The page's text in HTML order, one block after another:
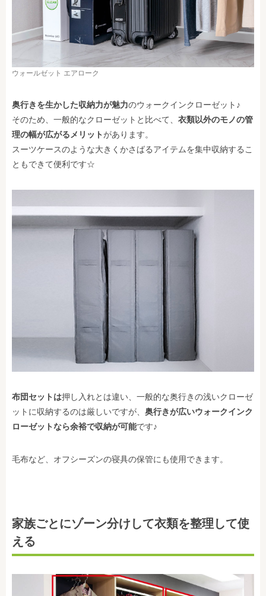
ウォールゼット エアローク
奥行きを生かした収納力が魅力のウォークインクローゼット♪
そのため、一般的なクローゼットと比べて、 衣類以外のモノの管
理の幅が広がるメリットがあります。
スーツケースのような大きくかさばるアイテムを集中収納するこ
ともできて便利です☆
布団セットは押し入れとは違い、一般的な奥行きの浅いクローゼ
ットに収納するのは厳しいですが、 奥行きが広いウォークインク
ローゼットなら余裕で収納が可能です♪
毛布など、オフシーズンの寝具の保管にも使用できます。
家族ごとにゾーン分けして衣類を整理して使
える